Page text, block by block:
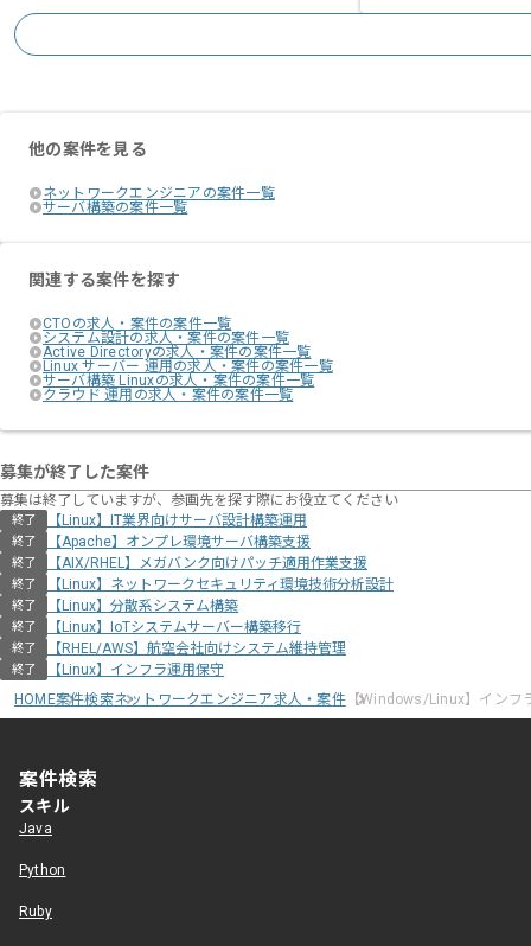
他の案件を見る
ネットワークエンジニアの案件一覧
サーバ構築の案件一覧
関連する案件を探す
CTOの求人・案件の案件一覧
システム設計の求人・案件の案件一覧
Active Directoryの求人・案件の案件一覧
Linux サーバー 運用の求人・案件の案件一覧
サーバ構築 Linuxの求人・案件の案件一覧
クラウド 運用の求人・案件の案件一覧
募集が終了した案件
募集は終了していますが、参画先を探す際にお役立てください
終了 【Linux】IT業界向けサーバ設計構築運用
終了 【Apache】オンプレ環境サーバ構築支援
終了 【AIX/RHEL】メガバンク向けパッチ適用作業支援
終了 【Linux】ネットワークセキュリティ環境技術分析設計
終了 【Linux】分散系システム構築
終了 【Linux】IoTシステムサーバー構築移行
終了 【RHEL/AWS】航空会社向けシステム維持管理
終了
【Linux】インフラ運用保守
HOME案件検索ネットワークエンジニア求人・案件【Windows/Linux】インフ
案件検索
スキル
Java
Python
Ruby